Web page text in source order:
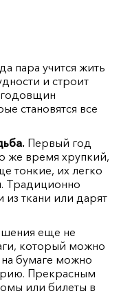
пара учится жить
и строит
годовщин
становятся все
Первый год
же время хрупкий,
тонкие, их легко
Традиционно
ткани или дарят
еще не
который можно
бумаге можно
Прекрасным
или билеты в